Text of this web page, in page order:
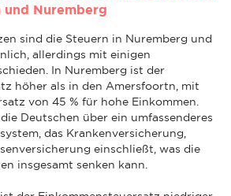
Nuremberg
sind die Steuern in Nuremberg und
allerdings mit einigen
In Nuremberg ist der
höher als in den Amersfoortn, mit
von 45 % für hohe Einkommen.
Deutschen über ein umfassenderes
das Krankenversicherung,
einschließt, was die
insgesamt senken kann.